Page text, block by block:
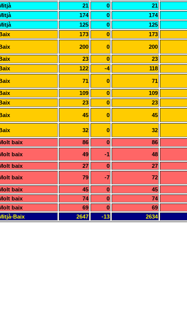
Mitjà 21 0 21
Mitjà 174 0 174
Mitjà 125 0 125
Baix 173 0 173
Baix 200 0 200
Baix 23 0 23
Baix 122 -4 118
Baix 71 0 71
Baix 109 0 109
Baix 23 0 23
Baix 45 0 45
Baix 32 0 32
Molt baix 86 0 86
Molt baix 49 -1 48
Molt baix 27 0 27
Molt baix 79 -7 72
Molt baix 45 0 45
Molt baix 74 0 74
Molt baix 69 0 69
Mitjà-Baix 2647 -13 2634